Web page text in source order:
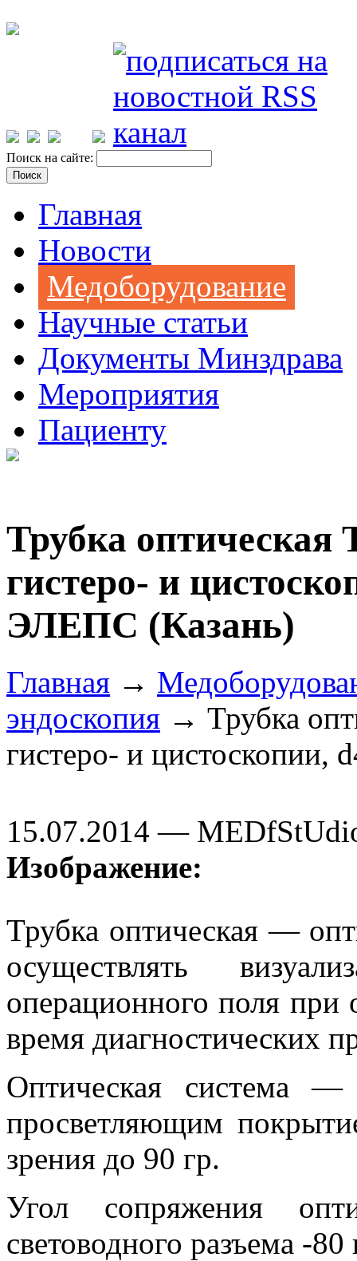
Поиск на сайте:
Главная
Новости
Медоборудование
Научные статьи
Документы Минздрава
Мероприятия
Пациенту
Трубка оптическая
гистеро- и
ЭЛЕПС (Казань)
Главная →
эндоскопия → Трубка
гистеро- и
15.07.2014 —
Изображение:
Трубка оптическая —
осуществлять
операционного поля при
время диагностических
Оптическая система —
просветляющим
зрения до 90 гр.
Угол сопряжения
световодного разъема -80